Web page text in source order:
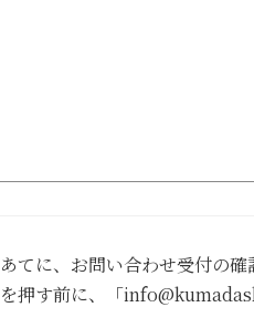
てに、お問い合わせ受付の
押す前に、「